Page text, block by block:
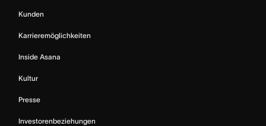
Kunden
Karrieremöglichkeiten
Inside Asana
Kultur
Presse
Investorenbeziehungen